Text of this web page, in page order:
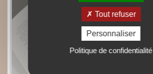
Tout refuser
Personnaliser
Politique de confidentialité